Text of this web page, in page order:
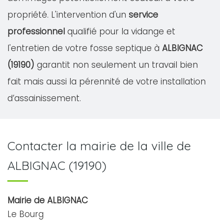
propriété. L'intervention d'un service
professionnel qualifié pour la vidange et
l'entretien de votre fosse septique à ALBIGNAC
(19190) garantit non seulement un travail bien
fait mais aussi la pérennité de votre installation
d’assainissement.
Contacter la mairie de la ville de
ALBIGNAC (19190)
Mairie de ALBIGNAC
Le Bourg